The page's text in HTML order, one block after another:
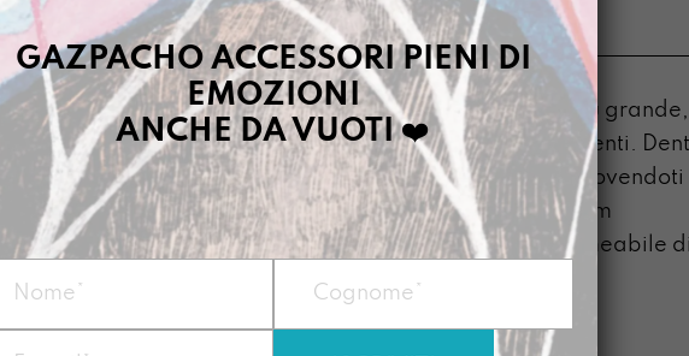
Dettagli prodotto
Orizzonte è lo zaino più
una dichiarazione d’intenti.
quello che scoprirai muovendoti
Misura:42 x 28,5 x 17 cm
Materiale: telo impermeabile di
da 800g/mq
GAZPACHO ACCESSORI PIENI DI
EMOZIONI
ANCHE DA VUOTI❤️